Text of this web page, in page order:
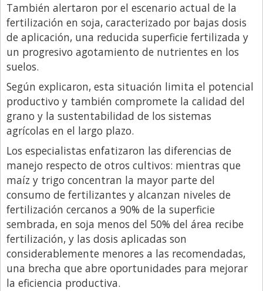
También alertaron por el escenario actual de la
fertilización en soja, caracterizado por bajas dosis
de aplicación, una reducida superficie fertilizada y
un progresivo agotamiento de nutrientes en los
suelos.
Según explicaron, esta situación limita el potencial
productivo y también compromete la calidad del
grano y la sustentabilidad de los sistemas
agrícolas en el largo plazo.
Los especialistas enfatizaron las diferencias de
manejo respecto de otros cultivos: mientras que
maíz y trigo concentran la mayor parte del
consumo de fertilizantes y alcanzan niveles de
fertilización cercanos a 90% de la superficie
sembrada, en soja menos del 50% del área recibe
fertilización, y las dosis aplicadas son
considerablemente menores a las recomendadas,
una brecha que abre oportunidades para mejorar
la eficiencia productiva.